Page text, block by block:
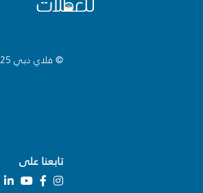
© فلاي دبي 2025. جميع الحقوق محفوظة.
تابعنا على